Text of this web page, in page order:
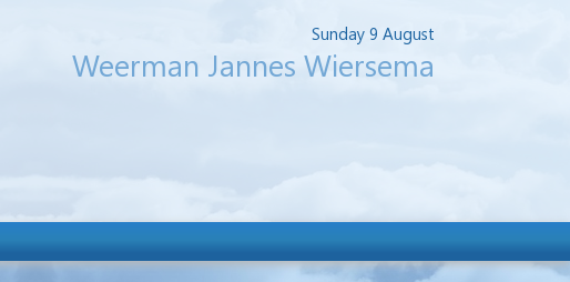
Sunday 9 August
Weerman Jannes Wiersema